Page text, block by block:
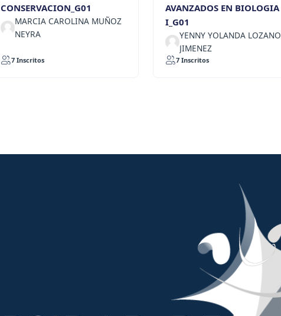
CONSERVACION_G01
MARCIA CAROLINA MUÑOZ
NEYRA
7 Inscritos
AVANZADOS EN BIOLOGIA
I_G01
YENNY YOLANDA LOZANO
JIMENEZ
7 Inscritos